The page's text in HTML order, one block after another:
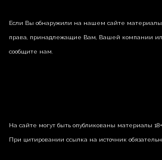
Если Вы обнаружили на нашем сайте
права, принадлежащие Вам, Вашей компании
сообщите нам.
На сайте могут быть опубликованы материалы
При цитировании ссылка на источник